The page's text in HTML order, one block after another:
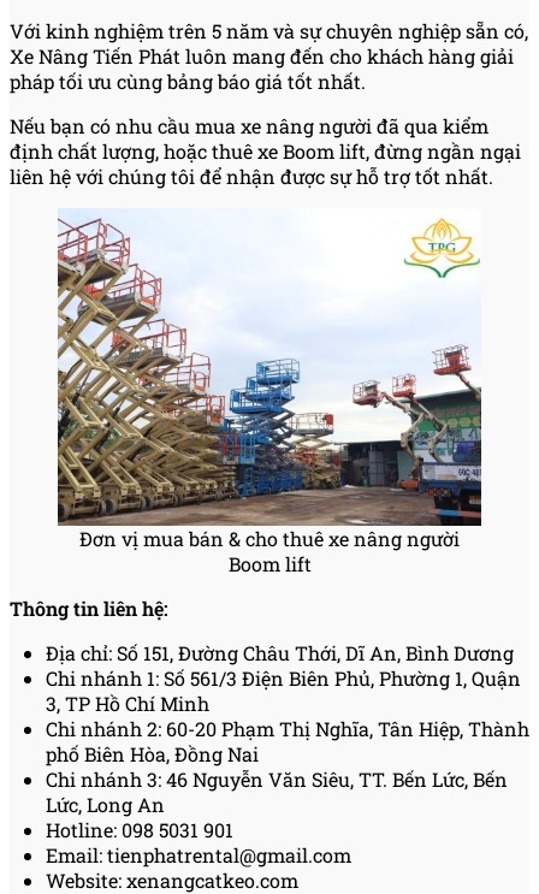
Với kinh nghiệm trên 5 năm và sự chuyên nghiệp sẵn có,
Xe Nâng Tiến Phát luôn mang đến cho khách hàng giải
pháp tối ưu cùng bảng báo giá tốt nhất.
Nếu bạn có nhu cầu mua xe nâng người đã qua kiểm
định chất lượng, hoặc thuê xe Boom lift, đừng ngần ngại
liên hệ với chúng tôi để nhận được sự hỗ trợ tốt nhất.
Đơn vị mua bán & cho thuê xe nâng người
Boom lift
Thông tin liên hệ:
Địa chỉ: Số 151, Đường Châu Thới, Dĩ An, Bình Dương
Chi nhánh 1: Số 561/3 Điện Biên Phủ, Phường 1, Quận
3, TP Hồ Chí Minh
Chi nhánh 2: 60-20 Phạm Thị Nghĩa, Tân Hiệp, Thành
phố Biên Hòa, Đồng Nai
Chi nhánh 3: 46 Nguyễn Văn Siêu, TT. Bến Lức, Bến
Lức, Long An
Hotline: 098 5031 901
Email: tienphatrental@gmail.com
Website: xenangcatkeo.com